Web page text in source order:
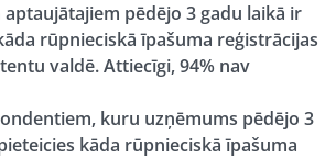
aptaujātajiem pēdējo 3 gadu laikā ir
rūpnieciskā īpašuma reģistrācijas
valdē. Attiecīgi, 94% nav
kuru uzņēmums pēdējo 3
kāda rūpnieciskā īpašuma